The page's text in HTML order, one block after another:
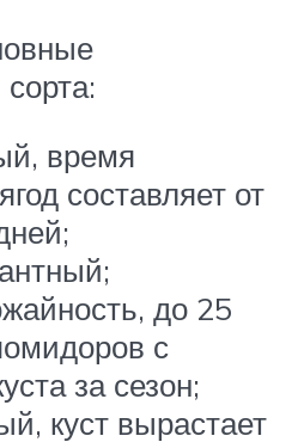
время
составляет от
до 25
с
за сезон;
куст вырастает